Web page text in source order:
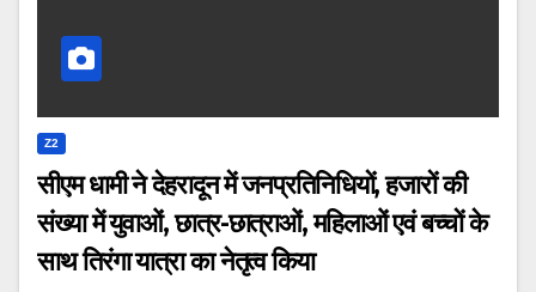
Z2
सीएम धामी ने देहरादून में जनप्रतिनिधियों, हजारों की
संख्या में युवाओं, छात्र-छात्राओं, महिलाओं एवं बच्चों के
साथ तिरंगा यात्रा का नेतृत्व किया